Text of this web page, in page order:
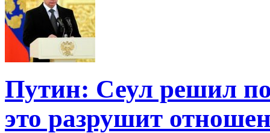
Путин: Сеул решил
это разрушит